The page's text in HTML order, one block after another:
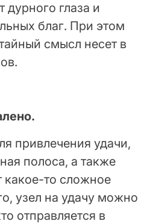
глаза и
благ. При этом
смысл несет в
привлечения удачи,
полоса, а также
какое-то сложное
узел на удачу можно
отправляется в